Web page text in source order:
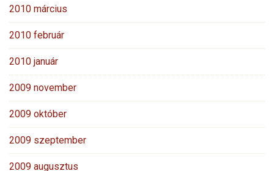
2010 március
2010 február
2010 január
2009 november
2009 október
2009 szeptember
2009 augusztus